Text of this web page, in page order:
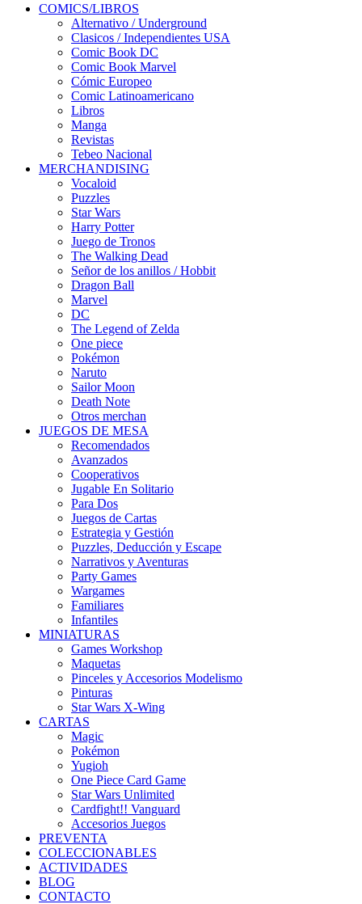
COMICS/LIBROS
Alternativo / Underground
Clasicos / Independientes USA
Comic Book DC
Comic Book Marvel
Cómic Europeo
Comic Latinoamericano
Libros
Manga
Revistas
Tebeo Nacional
MERCHANDISING
Vocaloid
Puzzles
Star Wars
Harry Potter
Juego de Tronos
The Walking Dead
Señor de los anillos / Hobbit
Dragon Ball
Marvel
DC
The Legend of Zelda
One piece
Pokémon
Naruto
Sailor Moon
Death Note
Otros merchan
JUEGOS DE MESA
Recomendados
Avanzados
Cooperativos
Jugable En Solitario
Para Dos
Juegos de Cartas
Estrategia y Gestión
Puzzles, Deducción y Escape
Narrativos y Aventuras
Party Games
Wargames
Familiares
Infantiles
MINIATURAS
Games Workshop
Maquetas
Pinceles y Accesorios Modelismo
Pinturas
Star Wars X-Wing
CARTAS
Magic
Pokémon
Yugioh
One Piece Card Game
Star Wars Unlimited
Cardfight!! Vanguard
Accesorios Juegos
PREVENTA
COLECCIONABLES
ACTIVIDADES
BLOG
CONTACTO